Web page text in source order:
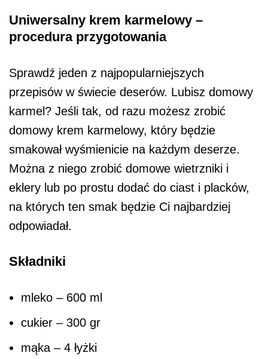
Uniwersalny krem ​​karmelowy –
procedura przygotowania
Sprawdź jeden z najpopularniejszych
przepisów w świecie deserów. Lubisz domowy
karmel? Jeśli tak, od razu możesz zrobić
domowy krem ​​karmelowy, który będzie
smakował wyśmienicie na każdym deserze.
Można z niego zrobić domowe wietrzniki i
eklery lub po prostu dodać do ciast i placków,
na których ten smak będzie Ci najbardziej
odpowiadał.
Składniki
mleko – 600 ml
cukier – 300 gr
mąka – 4 łyżki